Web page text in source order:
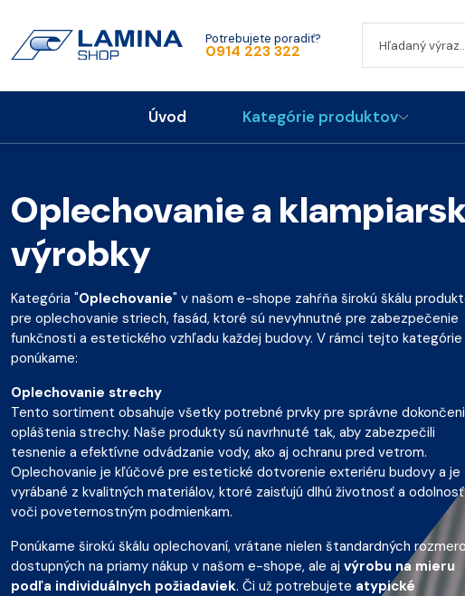
Potrebujete poradiť?
0914 223 322
Úvod Kategórie produktov
Oplechovanie a
výrobky
Kategória "Oplechovanie" v našom e-shope zahŕňa širokú škálu
pre oplechovanie striech, fasád, ktoré sú nevyhnutné pre zabezpečenie
funkčnosti a estetického vzhľadu každej budovy. V rámci tejto kategórie
ponúkame:
Oplechovanie strechy
Tento sortiment obsahuje všetky potrebné prvky pre správne
opláštenia strechy. Naše produkty sú navrhnuté tak, aby zabezpečili
tesnenie a efektívne odvádzanie vody, ako aj ochranu pred vetrom.
Oplechovanie je kľúčové pre estetické dotvorenie exteriéru budovy a je
vyrábané z kvalitných materiálov, ktoré zaisťujú dlhú životnosť a odolnosť
voči poveternostným podmienkam.
Ponúkame širokú škálu oplechovaní, vrátane nielen štandardných
dostupných na priamy nákup v našom e-shope, ale aj výrobu na mieru
podľa individuálnych požiadaviek. Či už potrebujete atypické